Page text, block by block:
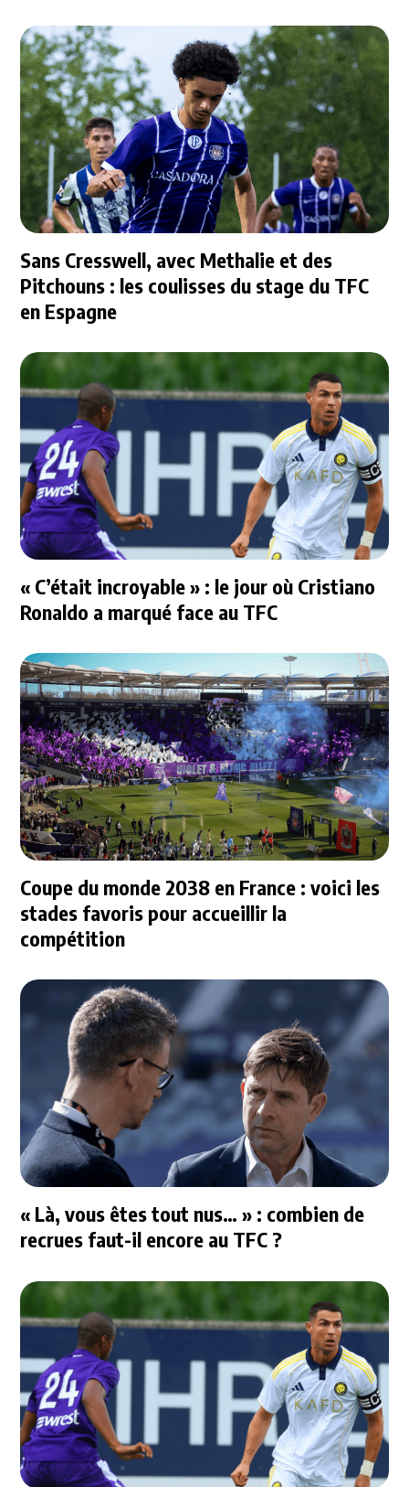
Sans Cresswell, avec Methalie et des
Pitchouns : les coulisses du stage du TFC
en Espagne
« C’était incroyable » : le jour où Cristiano
Ronaldo a marqué face au TFC
Coupe du monde 2038 en France : voici les
stades favoris pour accueillir la
compétition
« Là, vous êtes tout nus… » : combien de
recrues faut-il encore au TFC ?